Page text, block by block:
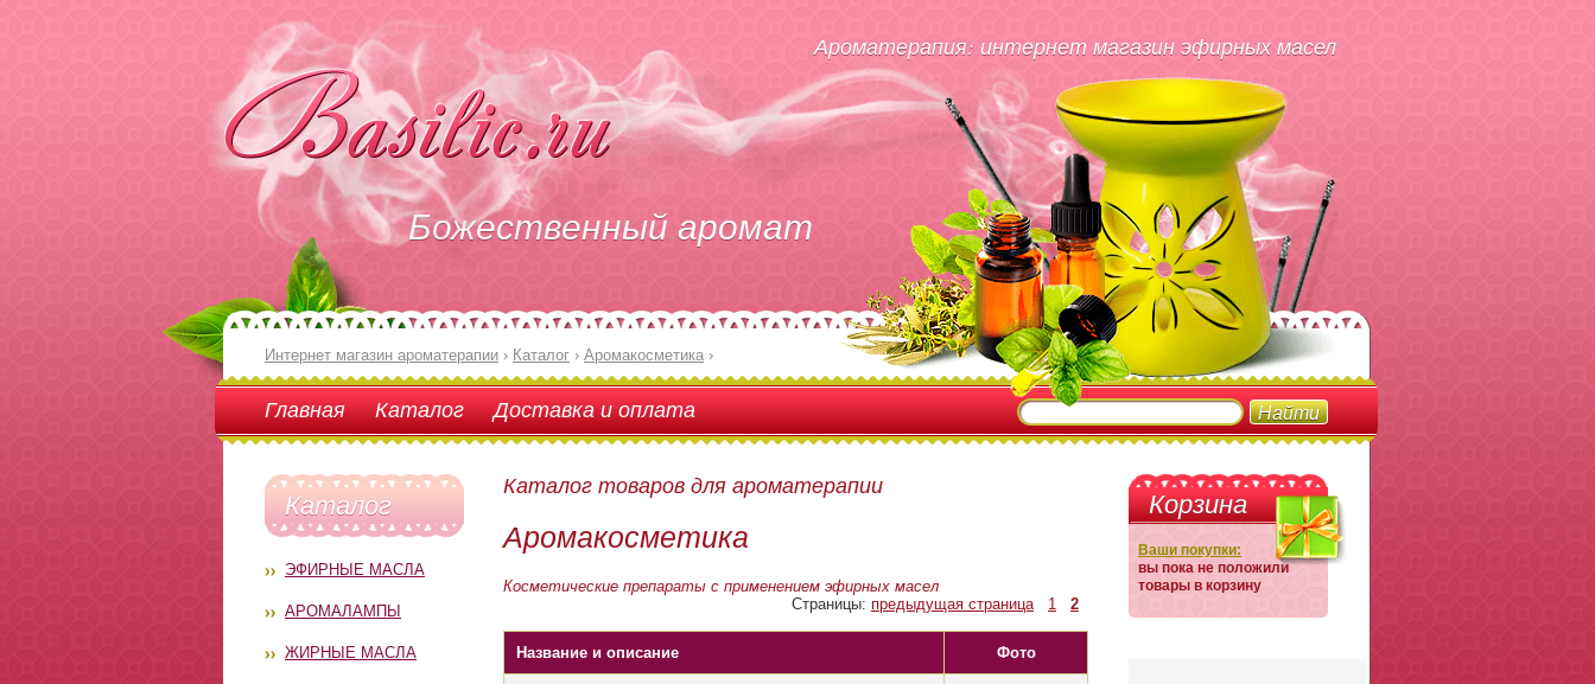
Божественный аромат
Ароматерапия: интернет магазин эфирных масел
Интернет магазин ароматерапии › Каталог › Аромакосметика ›
Главная Каталог Доставка и оплата
Каталог
ЭФИРНЫЕ МАСЛА
АРОМАЛАМПЫ
ЖИРНЫЕ МАСЛА
Каталог товаров для ароматерапии
Аромакосметика
Косметические препараты с применением эфирных масел
Страницы: предыдущая страница 1 2
Название и описание Фото
Корзина
Ваши покупки:
вы пока не положили
товары в корзину